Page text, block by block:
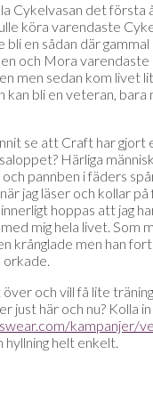
Cykelvasan det första
köra varendaste
bli en sådan där
och Mora varendaste
men sedan kom livet
bli en veteran, bara
se att Craft har gjort
Härliga
pannben i fäders
jag läser och kollar
hoppas att jag
mig hela livet. Som
krånglade men han
orkade.
över och vill få lite
just här och nu? Kolla
kampanjer/
hyllning helt enkelt.